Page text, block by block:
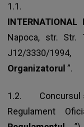
1.1.
INTERNATIONAL
Napoca, str. Str.
J12/3330/
Organizatorul ”.
1.2. Concursul
Regulament